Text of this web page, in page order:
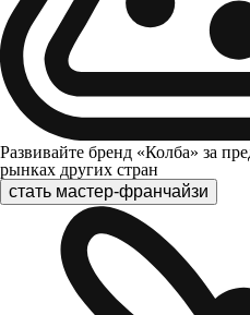
Развивайте бренд «Колба» за
рынках других стран
стать мастер-франчайзи